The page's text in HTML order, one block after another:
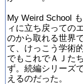
My Weird School
ィに立ち戻っての
のから取れる世界
て、けっこう学術
でもこれでＡＪた
ず。続編シリーズ
えるのだった。